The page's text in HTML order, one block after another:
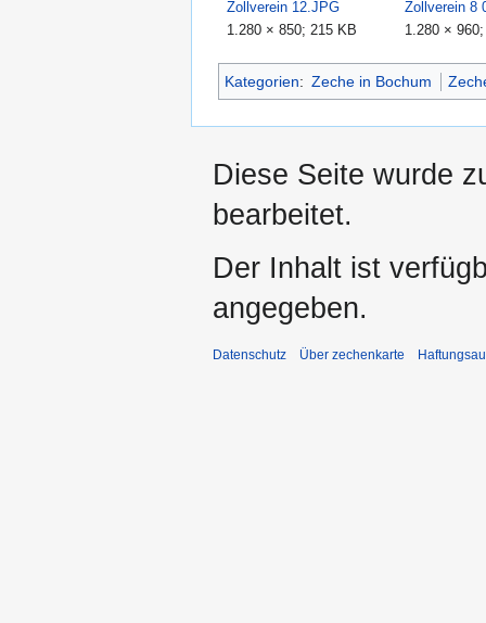
Zollverein 12.JPG
1.280 × 850; 215 KB
1.280 ×
Kategorien: Zeche in Bochum
Diese Seite wurde
bearbeitet.
Der Inhalt ist
angegeben.
Datenschutz Über zechenkarte